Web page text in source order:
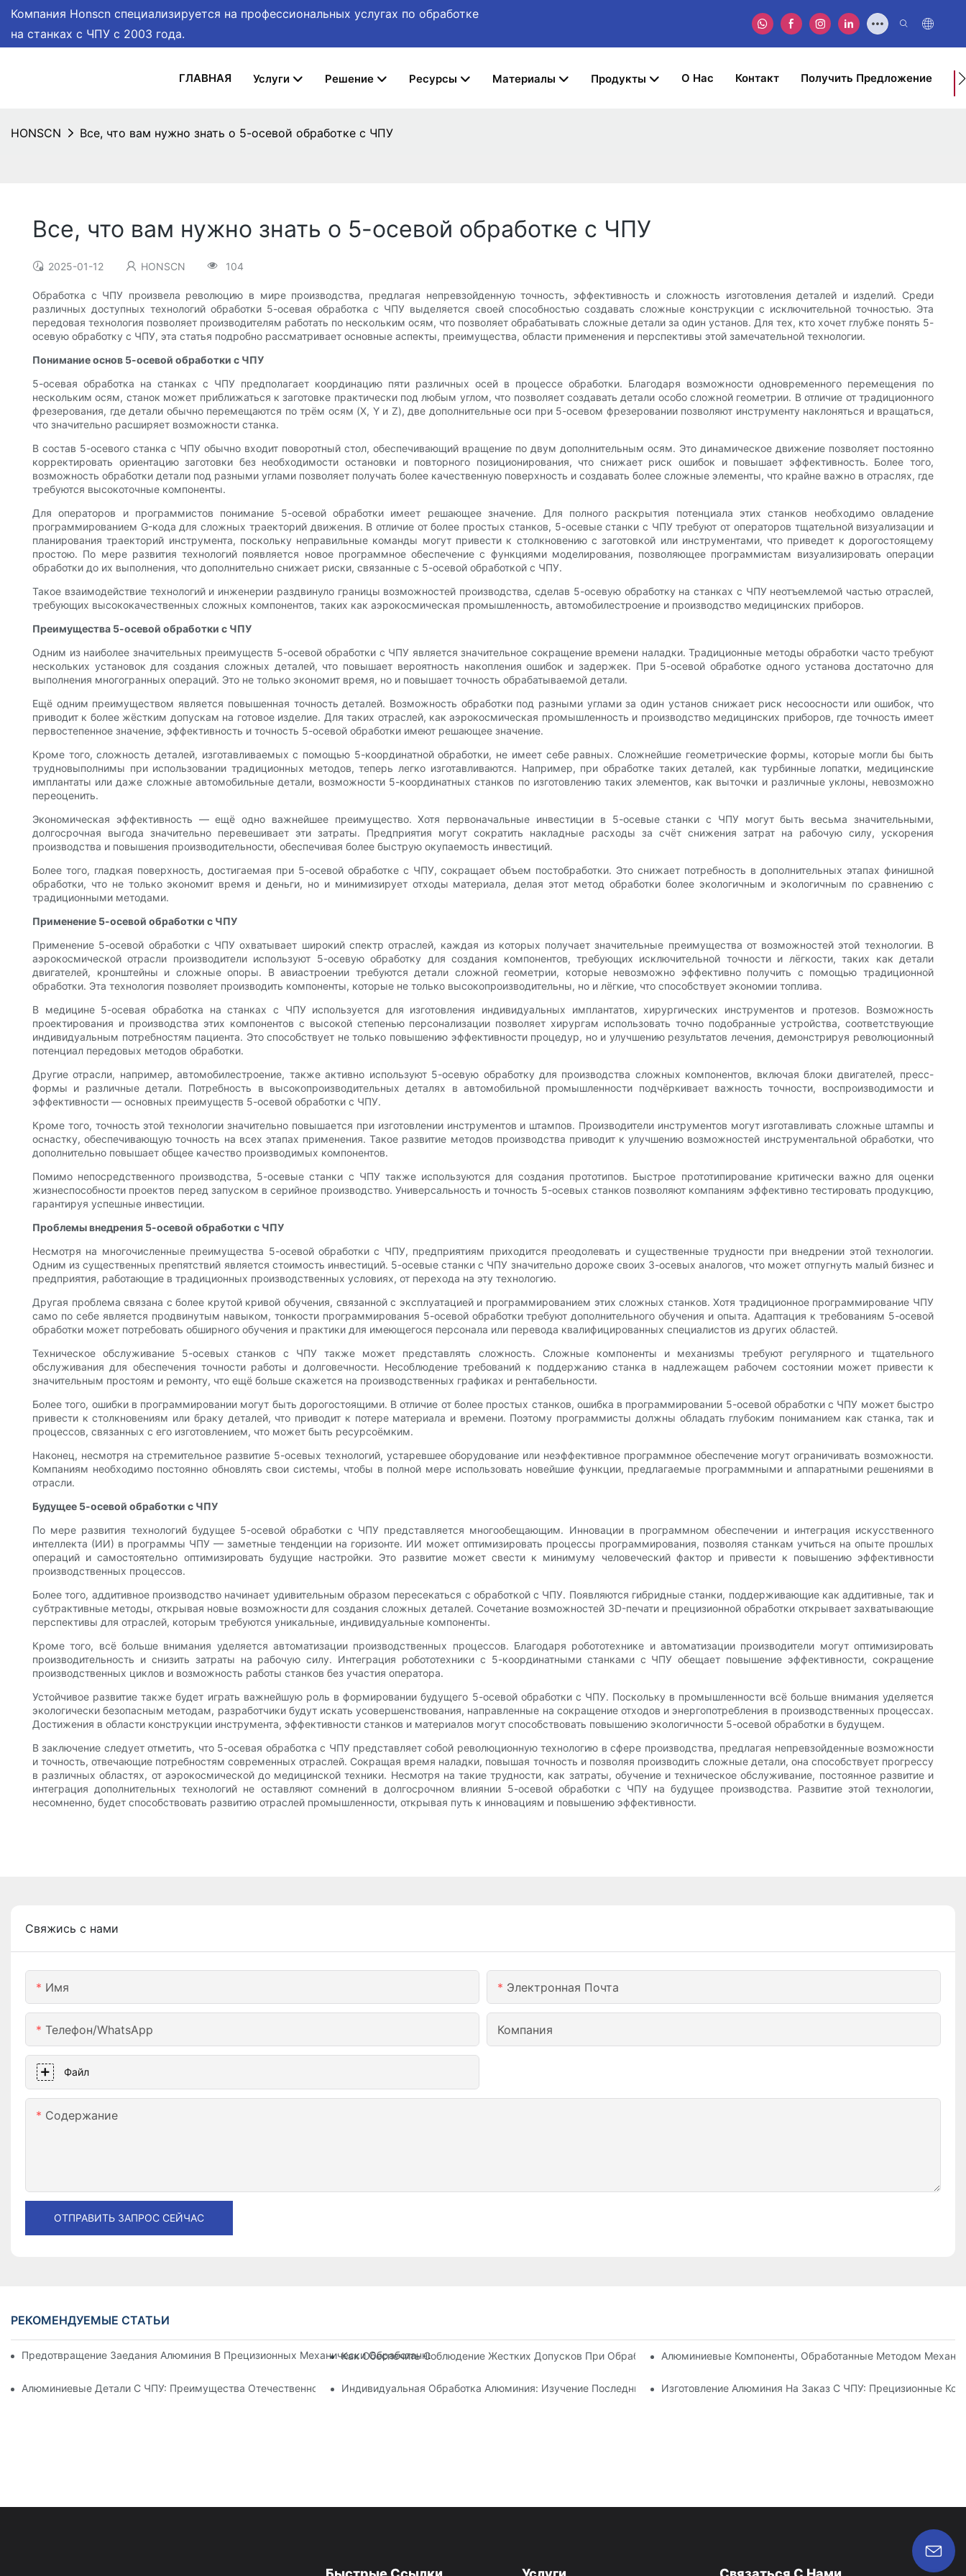
Компания Honscn специализируется на профессиональных услугах по обработке
на станках с ЧПУ с 2003 года.
ГЛАВНАЯ Услуги Решение Ресурсы Материалы Продукты О Нас Контакт Получить Предложение
HONSCN Все, что вам нужно знать о 5-осевой обработке с ЧПУ
Все, что вам нужно знать о 5-осевой обработке с ЧПУ
2025-01-12 HONSCN 104
Обработка с ЧПУ произвела революцию в мире производства, предлагая непревзойденную точность, эффективность и сложность изготовления деталей и изделий. Среди
различных доступных технологий обработки 5-осевая обработка с ЧПУ выделяется своей способностью создавать сложные конструкции с исключительной точностью. Эта
передовая технология позволяет производителям работать по нескольким осям, что позволяет обрабатывать сложные детали за один установ. Для тех, кто хочет глубже понять 5-
осевую обработку с ЧПУ, эта статья подробно рассматривает основные аспекты, преимущества, области применения и перспективы этой замечательной технологии.
Понимание основ 5-осевой обработки с ЧПУ
5-осевая обработка на станках с ЧПУ предполагает координацию пяти различных осей в процессе обработки. Благодаря возможности одновременного перемещения по
нескольким осям, станок может приближаться к заготовке практически под любым углом, что позволяет создавать детали особо сложной геометрии. В отличие от традиционного
фрезерования, где детали обычно перемещаются по трём осям (X, Y и Z), две дополнительные оси при 5-осевом фрезеровании позволяют инструменту наклоняться и вращаться,
что значительно расширяет возможности станка.
В состав 5-осевого станка с ЧПУ обычно входит поворотный стол, обеспечивающий вращение по двум дополнительным осям. Это динамическое движение позволяет постоянно
корректировать ориентацию заготовки без необходимости остановки и повторного позиционирования, что снижает риск ошибок и повышает эффективность. Более того,
возможность обработки детали под разными углами позволяет получать более качественную поверхность и создавать более сложные элементы, что крайне важно в отраслях, где
требуются высокоточные компоненты.
Для операторов и программистов понимание 5-осевой обработки имеет решающее значение. Для полного раскрытия потенциала этих станков необходимо овладение
программированием G-кода для сложных траекторий движения. В отличие от более простых станков, 5-осевые станки с ЧПУ требуют от операторов тщательной визуализации и
планирования траекторий инструмента, поскольку неправильные команды могут привести к столкновению с заготовкой или инструментами, что приведет к дорогостоящему
простою. По мере развития технологий появляется новое программное обеспечение с функциями моделирования, позволяющее программистам визуализировать операции
обработки до их выполнения, что дополнительно снижает риски, связанные с 5-осевой обработкой с ЧПУ.
Такое взаимодействие технологий и инженерии раздвинуло границы возможностей производства, сделав 5-осевую обработку на станках с ЧПУ неотъемлемой частью отраслей,
требующих высококачественных сложных компонентов, таких как аэрокосмическая промышленность, автомобилестроение и производство медицинских приборов.
Преимущества 5-осевой обработки с ЧПУ
Одним из наиболее значительных преимуществ 5-осевой обработки с ЧПУ является значительное сокращение времени наладки. Традиционные методы обработки часто требуют
нескольких установок для создания сложных деталей, что повышает вероятность накопления ошибок и задержек. При 5-осевой обработке одного установа достаточно для
выполнения многогранных операций. Это не только экономит время, но и повышает точность обрабатываемой детали.
Ещё одним преимуществом является повышенная точность деталей. Возможность обработки под разными углами за один установ снижает риск несоосности или ошибок, что
приводит к более жёстким допускам на готовое изделие. Для таких отраслей, как аэрокосмическая промышленность и производство медицинских приборов, где точность имеет
первостепенное значение, эффективность и точность 5-осевой обработки имеют решающее значение.
Кроме того, сложность деталей, изготавливаемых с помощью 5-координатной обработки, не имеет себе равных. Сложнейшие геометрические формы, которые могли бы быть
трудновыполнимы при использовании традиционных методов, теперь легко изготавливаются. Например, при обработке таких деталей, как турбинные лопатки, медицинские
имплантаты или даже сложные автомобильные детали, возможности 5-координатных станков по изготовлению таких элементов, как выточки и различные уклоны, невозможно
переоценить.
Экономическая эффективность — ещё одно важнейшее преимущество. Хотя первоначальные инвестиции в 5-осевые станки с ЧПУ могут быть весьма значительными,
долгосрочная выгода значительно перевешивает эти затраты. Предприятия могут сократить накладные расходы за счёт снижения затрат на рабочую силу, ускорения
производства и повышения производительности, обеспечивая более быструю окупаемость инвестиций.
Более того, гладкая поверхность, достигаемая при 5-осевой обработке с ЧПУ, сокращает объем постобработки. Это снижает потребность в дополнительных этапах финишной
обработки, что не только экономит время и деньги, но и минимизирует отходы материала, делая этот метод обработки более экологичным и экологичным по сравнению с
традиционными методами.
Применение 5-осевой обработки с ЧПУ
Применение 5-осевой обработки с ЧПУ охватывает широкий спектр отраслей, каждая из которых получает значительные преимущества от возможностей этой технологии. В
аэрокосмической отрасли производители используют 5-осевую обработку для создания компонентов, требующих исключительной точности и лёгкости, таких как детали
двигателей, кронштейны и сложные опоры. В авиастроении требуются детали сложной геометрии, которые невозможно эффективно получить с помощью традиционной
обработки. Эта технология позволяет производить компоненты, которые не только высокопроизводительны, но и лёгкие, что способствует экономии топлива.
В медицине 5-осевая обработка на станках с ЧПУ используется для изготовления индивидуальных имплантатов, хирургических инструментов и протезов. Возможность
проектирования и производства этих компонентов с высокой степенью персонализации позволяет хирургам использовать точно подобранные устройства, соответствующие
индивидуальным потребностям пациента. Это способствует не только повышению эффективности процедур, но и улучшению результатов лечения, демонстрируя революционный
потенциал передовых методов обработки.
Другие отрасли, например, автомобилестроение, также активно используют 5-осевую обработку для производства сложных компонентов, включая блоки двигателей, пресс-
формы и различные детали. Потребность в высокопроизводительных деталях в автомобильной промышленности подчёркивает важность точности, воспроизводимости и
эффективности — основных преимуществ 5-осевой обработки с ЧПУ.
Кроме того, точность этой технологии значительно повышается при изготовлении инструментов и штампов. Производители инструментов могут изготавливать сложные штампы и
оснастку, обеспечивающую точность на всех этапах применения. Такое развитие методов производства приводит к улучшению возможностей инструментальной обработки, что
дополнительно повышает общее качество производимых компонентов.
Помимо непосредственного производства, 5-осевые станки с ЧПУ также используются для создания прототипов. Быстрое прототипирование критически важно для оценки
жизнеспособности проектов перед запуском в серийное производство. Универсальность и точность 5-осевых станков позволяют компаниям эффективно тестировать продукцию,
гарантируя успешные инвестиции.
Проблемы внедрения 5-осевой обработки с ЧПУ
Несмотря на многочисленные преимущества 5-осевой обработки с ЧПУ, предприятиям приходится преодолевать и существенные трудности при внедрении этой технологии.
Одним из существенных препятствий является стоимость инвестиций. 5-осевые станки с ЧПУ значительно дороже своих 3-осевых аналогов, что может отпугнуть малый бизнес и
предприятия, работающие в традиционных производственных условиях, от перехода на эту технологию.
Другая проблема связана с более крутой кривой обучения, связанной с эксплуатацией и программированием этих сложных станков. Хотя традиционное программирование ЧПУ
само по себе является продвинутым навыком, тонкости программирования 5-осевой обработки требуют дополнительного обучения и опыта. Адаптация к требованиям 5-осевой
обработки может потребовать обширного обучения и практики для имеющегося персонала или перевода квалифицированных специалистов из других областей.
Техническое обслуживание 5-осевых станков с ЧПУ также может представлять сложность. Сложные компоненты и механизмы требуют регулярного и тщательного
обслуживания для обеспечения точности работы и долговечности. Несоблюдение требований к поддержанию станка в надлежащем рабочем состоянии может привести к
значительным простоям и ремонту, что ещё больше скажется на производственных графиках и рентабельности.
Более того, ошибки в программировании могут быть дорогостоящими. В отличие от более простых станков, ошибка в программировании 5-осевой обработки с ЧПУ может быстро
привести к столкновениям или браку деталей, что приводит к потере материала и времени. Поэтому программисты должны обладать глубоким пониманием как станка, так и
процессов, связанных с его изготовлением, что может быть ресурсоёмким.
Наконец, несмотря на стремительное развитие 5-осевых технологий, устаревшее оборудование или неэффективное программное обеспечение могут ограничивать возможности.
Компаниям необходимо постоянно обновлять свои системы, чтобы в полной мере использовать новейшие функции, предлагаемые программными и аппаратными решениями в
отрасли.
Будущее 5-осевой обработки с ЧПУ
По мере развития технологий будущее 5-осевой обработки с ЧПУ представляется многообещающим. Инновации в программном обеспечении и интеграция искусственного
интеллекта (ИИ) в программы ЧПУ — заметные тенденции на горизонте. ИИ может оптимизировать процессы программирования, позволяя станкам учиться на опыте прошлых
операций и самостоятельно оптимизировать будущие настройки. Это развитие может свести к минимуму человеческий фактор и привести к повышению эффективности
производственных процессов.
Более того, аддитивное производство начинает удивительным образом пересекаться с обработкой с ЧПУ. Появляются гибридные станки, поддерживающие как аддитивные, так и
субтрактивные методы, открывая новые возможности для создания сложных деталей. Сочетание возможностей 3D-печати и прецизионной обработки открывает захватывающие
перспективы для отраслей, которым требуются уникальные, индивидуальные компоненты.
Кроме того, всё больше внимания уделяется автоматизации производственных процессов. Благодаря робототехнике и автоматизации производители могут оптимизировать
производительность и снизить затраты на рабочую силу. Интеграция робототехники с 5-координатными станками с ЧПУ обещает повышение эффективности, сокращение
производственных циклов и возможность работы станков без участия оператора.
Устойчивое развитие также будет играть важнейшую роль в формировании будущего 5-осевой обработки с ЧПУ. Поскольку в промышленности всё больше внимания уделяется
экологически безопасным методам, разработчики будут искать усовершенствования, направленные на сокращение отходов и энергопотребления в производственных процессах.
Достижения в области конструкции инструмента, эффективности станков и материалов могут способствовать повышению экологичности 5-осевой обработки в будущем.
В заключение следует отметить, что 5-осевая обработка с ЧПУ представляет собой революционную технологию в сфере производства, предлагая непревзойденные возможности
и точность, отвечающие потребностям современных отраслей. Сокращая время наладки, повышая точность и позволяя производить сложные детали, она способствует прогрессу
в различных областях, от аэрокосмической до медицинской техники. Несмотря на такие трудности, как затраты, обучение и техническое обслуживание, постоянное развитие и
интеграция дополнительных технологий не оставляют сомнений в долгосрочном влиянии 5-осевой обработки с ЧПУ на будущее производства. Развитие этой технологии,
несомненно, будет способствовать развитию отраслей промышленности, открывая путь к инновациям и повышению эффективности.
Свяжись с нами
Имя Электронная Почта
Телефон/WhatsApp Компания
Файл
Содержание
ОТПРАВИТЬ ЗАПРОС СЕЙЧАС
РЕКОМЕНДУЕМЫЕ СТАТЬИ
Предотвращение Заедания Алюминия В Прецизионных Механически Обработанных Деталях: Решения В Области Проектирования, Оснастки И Нанесения Покрытий.
Как Обеспечить Соблюдение Жестких Допусков При Обработке Нержавеющей Стали (304 Против 316) На Станках С ЧПУ.
Алюминиевые Компоненты, Обработанные Методом
Алюминиевые Детали С ЧПУ: Преимущества Отечественного ПроизводстваИндивидуальная Обработка Алюминия: Изучение Последних Инноваций В ОтраслиИзготовление Алюминия На Заказ С ЧПУ: Прецизионные